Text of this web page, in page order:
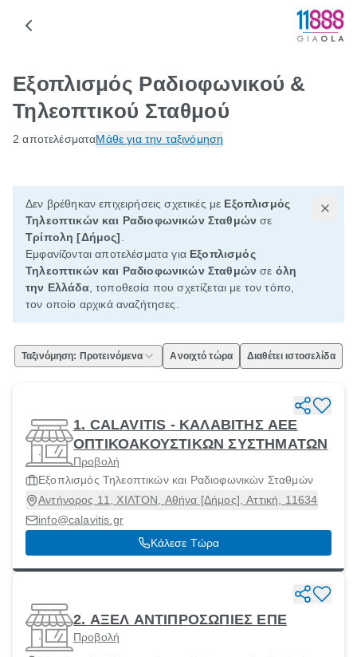
Εξοπλισμός Ραδιοφωνικού &
Τηλεοπτικού Σταθμού
2 αποτελέσματαΜάθε για την ταξινόμηση
Δεν βρέθηκαν επιχειρήσεις σχετικές με Εξοπλισμός
Τηλεοπτικών και Ραδιοφωνικών Σταθμών σε
Τρίπολη [Δήμος]
Εμφανίζονται αποτελέσματα για Εξοπλισμός
Τηλεοπτικών και Ραδιοφωνικών Σταθμών σε όλη
την Ελλάδα, τοποθεσία που σχετίζεται με τον τόπο,
τον οποίο αρχικά αναζήτησες.
Ταξινόμηση: Προτεινόμενα Ανοιχτό τώρα Διαθέτει ιστοσελίδα
1. CALAVITIS - ΚΑΛΑΒΙΤΗΣ ΑΕΕ
ΟΠΤΙΚΟΑΚΟΥΣΤΙΚΩΝ ΣΥΣΤΗΜΑΤΩΝ
Προβολή
Εξοπλισμός Τηλεοπτικών και Ραδιοφωνικών Σταθμών
Αντήνορος 11, ΧΙΛΤΟΝ, Αθήνα [Δήμος], Αττική, 11634
info@calavitis.gr
Κάλεσε Τώρα
2. ΑΞΕΛ ΑΝΤΙΠΡΟΣΩΠΙΕΣ ΕΠΕ
Προβολή